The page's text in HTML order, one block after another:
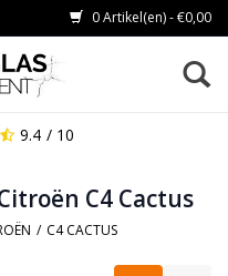
0 Artikel(en) - €0,00
9.4 / 10
C4 Cactus
/ C4 CACTUS